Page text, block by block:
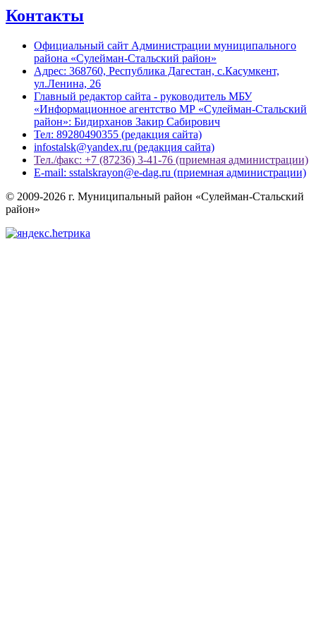
Контакты
Официальный сайт Администрации муниципального
района «Сулейман-Стальский район»
Адрес: 368760, Республика Дагестан, с.Касумкент,
ул.Ленина, 26
Главный редактор сайта - руководитель МБУ
«Информационное агентство МР «Сулейман-Стальский
район»: Бидирханов Закир Сабирович
Тел: 89280490355 (редакция сайта)
infostalsk@yandex.ru (редакция сайта)
Тел./факс: +7 (87236) 3-41-76 (приемная администрации)
E-mail: sstalskrayon@e-dag.ru (приемная администрации)
© 2009-2026 г. Муниципальный район «Сулейман-Стальский
район»